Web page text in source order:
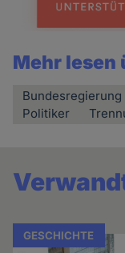
Mehr lesen
Bundesregierung
Politiker
GESCHICHTE